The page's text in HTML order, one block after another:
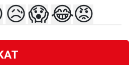
😥😱😂😡